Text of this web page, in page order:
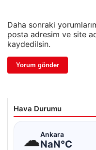
Daha sonraki
posta adresim ve site
kaydedilsin.
Hava Durumu
☁Ankara
NaN°C